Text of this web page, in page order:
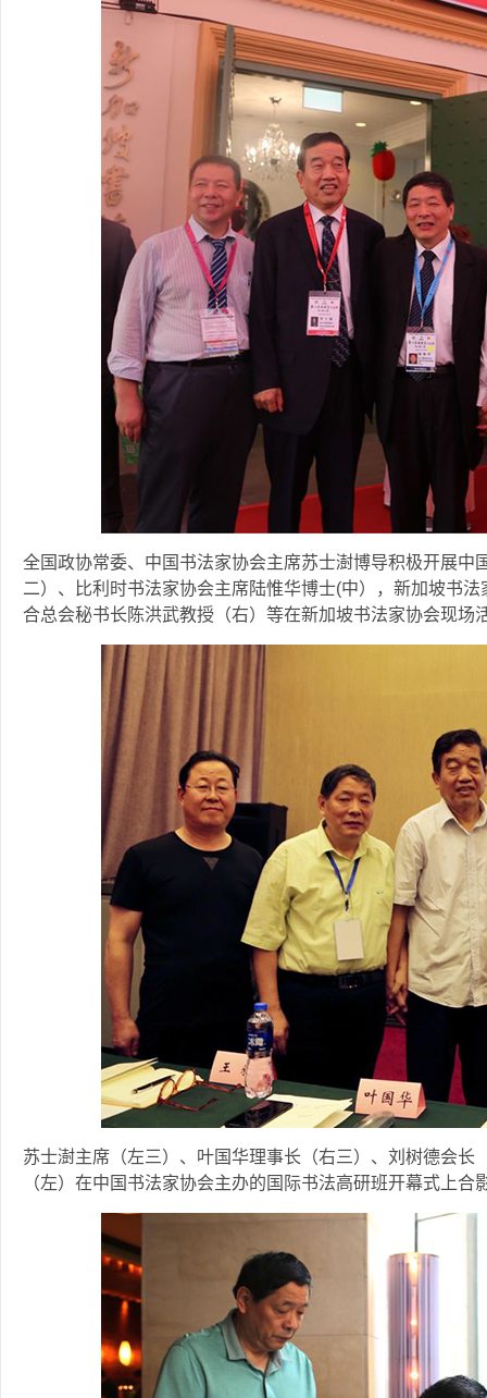
全国政协常委、中国书法家协会主席苏士澍博导积极开展中
二）、比利时书法家协会主席陆惟华博士(中），新加坡书
合总会秘书长陈洪武教授（右）等在新加坡书法家协会现场
苏士澍主席（左三）、叶国华理事长（右三）、刘树德会长
（左）在中国书法家协会主办的国际书法高研班开幕式上合